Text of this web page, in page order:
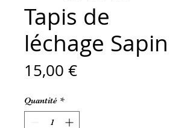
Tapis de
léchage Sapin
15,00 €Prix
Quantité *